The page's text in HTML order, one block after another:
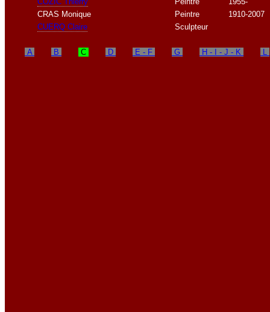
CRAS Monique
Peintre
1910-2007
CUERQ Claire
Sculpteur
A B C D E - F G H - I - J - K L